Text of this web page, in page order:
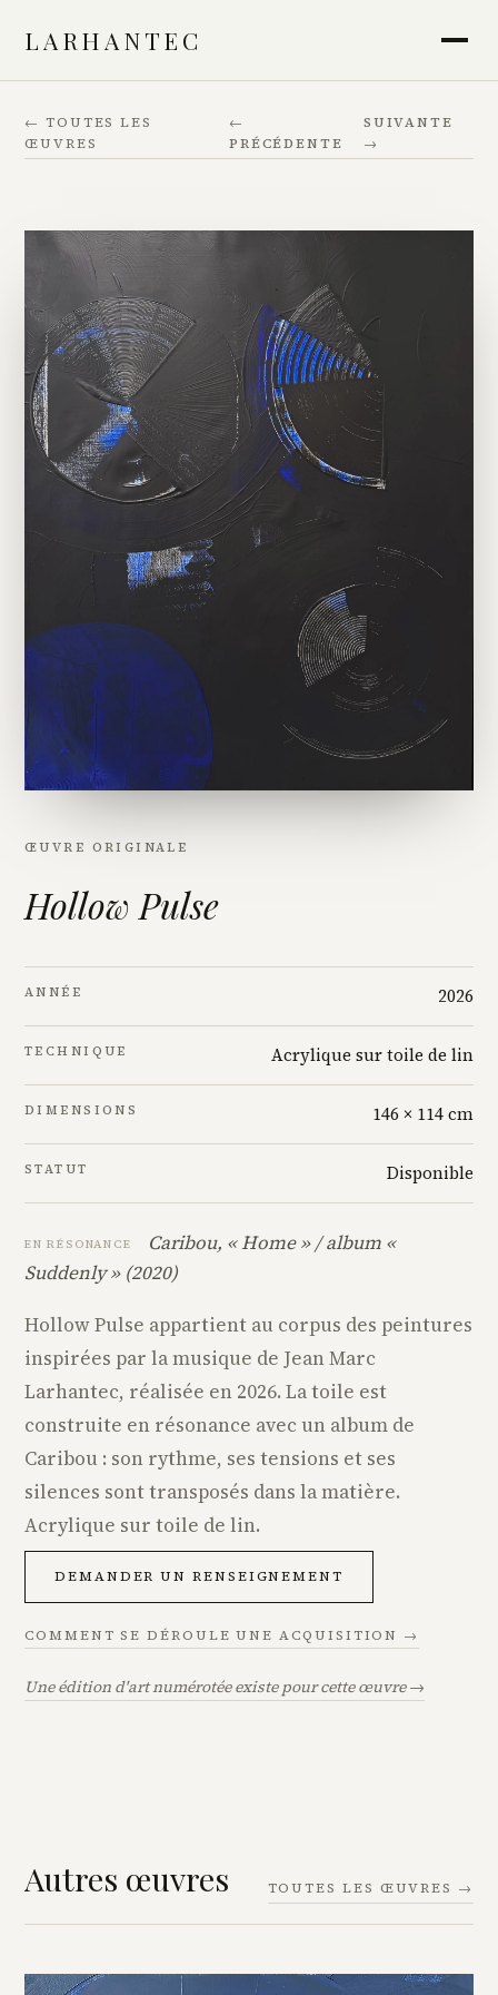
LARHANTEC
← TOUTES LES
ŒUVRES
←
PRÉCÉDENTE
SUIVANTE
→
ŒUVRE ORIGINALE
Hollow Pulse
ANNÉE 2026
TECHNIQUE Acrylique sur toile de lin
DIMENSIONS 146 × 114 cm
STATUT Disponible
EN RÉSONANCE
Caribou, « Home » / album «
Suddenly » (2020)
Hollow Pulse appartient au corpus des peintures
inspirées par la musique de Jean Marc
Larhantec, réalisée en 2026. La toile est
construite en résonance avec un album de
Caribou : son rythme, ses tensions et ses
silences sont transposés dans la matière.
Acrylique sur toile de lin.
DEMANDER UN RENSEIGNEMENT
COMMENT SE DÉROULE UNE ACQUISITION →
Une édition d'art numérotée existe pour cette œuvre →
Autres œuvres TOUTES LES ŒUVRES →